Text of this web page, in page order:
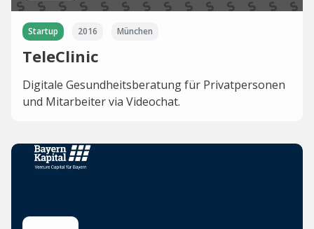
Startup 2016 München
TeleClinic
Digitale Gesundheitsberatung für Privatpersonen
und Mitarbeiter via Videochat.